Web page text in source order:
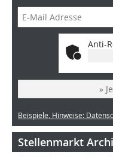
Anti-
»
Beispiele, Hinweise:
Stellenmarkt